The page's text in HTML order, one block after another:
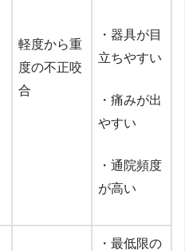
軽度から重
度の不正咬
合
・器具が目
立ちやすい
・痛みが出
やすい
・通院頻度
が高い
・最低限の